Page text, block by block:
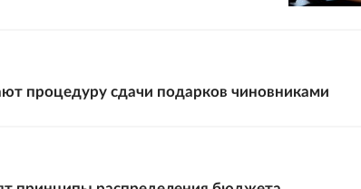
процедуру сдачи подарков чиновниками